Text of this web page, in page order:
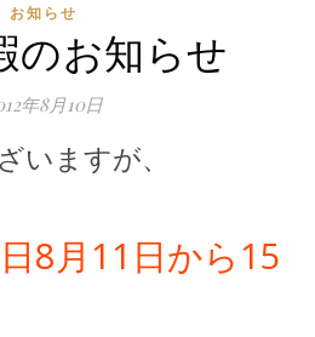
お知らせ
のお知らせ
年8月10日
いますが、
8月11日から15